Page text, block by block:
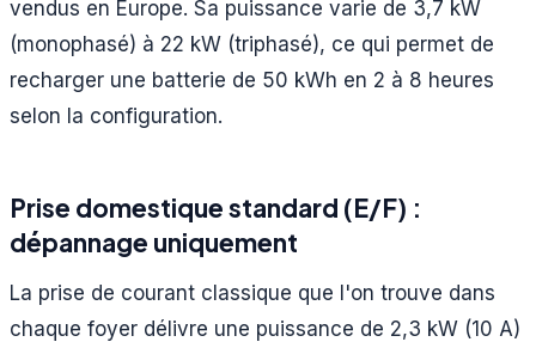
vendus en Europe. Sa puissance varie de 3,7 kW
(monophasé) à 22 kW (triphasé), ce qui permet de
recharger une batterie de 50 kWh en 2 à 8 heures
selon la configuration.
Prise domestique standard (E/F) :
dépannage uniquement
La prise de courant classique que l'on trouve dans
chaque foyer délivre une puissance de 2,3 kW (10 A)